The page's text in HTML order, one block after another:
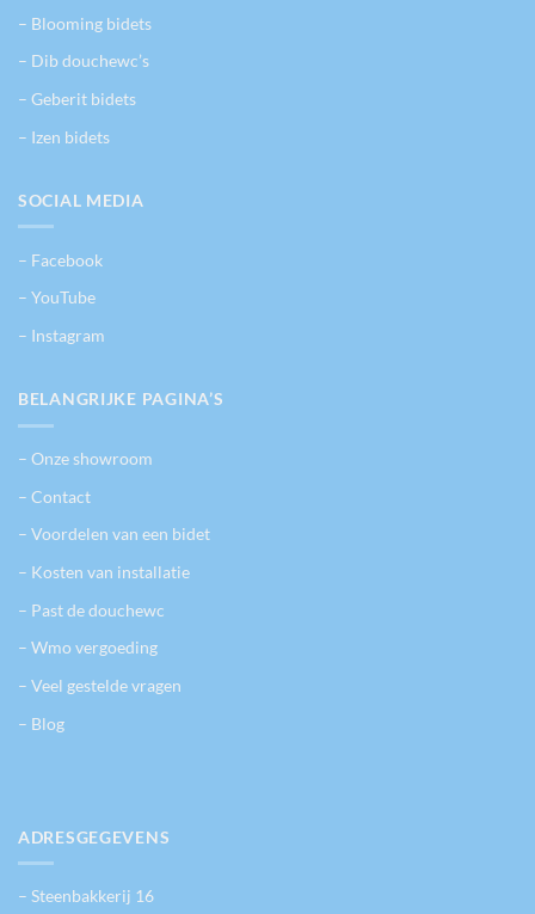
– Blooming bidets
– Dib douchewc’s
– Geberit bidets
– Izen bidets
SOCIAL MEDIA
– Facebook
– YouTube
– Instagram
BELANGRIJKE PAGINA’S
– Onze showroom
– Contact
– Voordelen van een bidet
– Kosten van installatie
– Past de douchewc
– Wmo vergoeding
– Veel gestelde vragen
– Blog
ADRESGEGEVENS
– Steenbakkerij 16